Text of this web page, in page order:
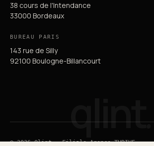
38 cours de l'Intendance
33000 Bordeaux
BUREAU PARIS
143 rue de Silly
92100 Boulogne-Billancourt
qlint.
© 2026 Qlint — Filiale Agence THRIVE